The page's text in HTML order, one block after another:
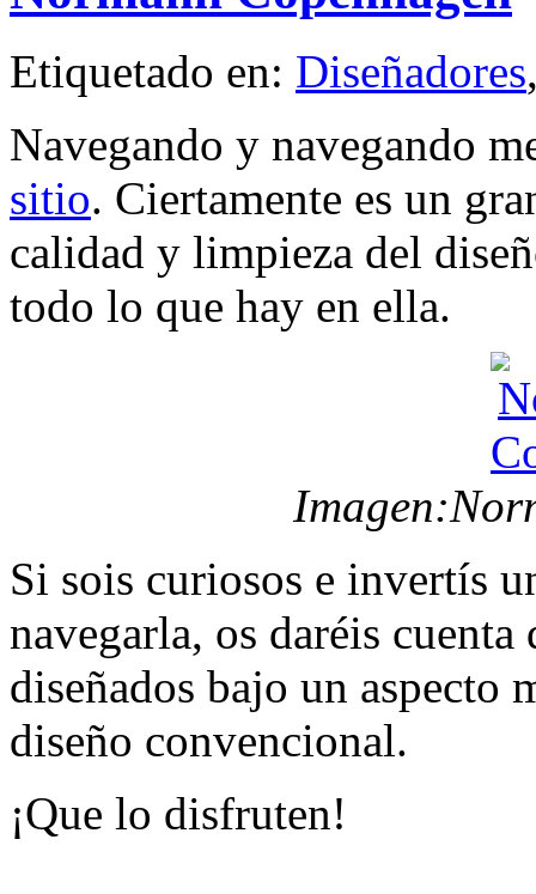
Etiquetado en: Diseñadores
Navegando y navegando
sitio. Ciertamente es un
calidad y limpieza del
todo lo que hay en ella.
Si sois curiosos e invertís
navegarla, os daréis
diseñados bajo un aspecto
diseño convencional.
¡Que lo disfruten!